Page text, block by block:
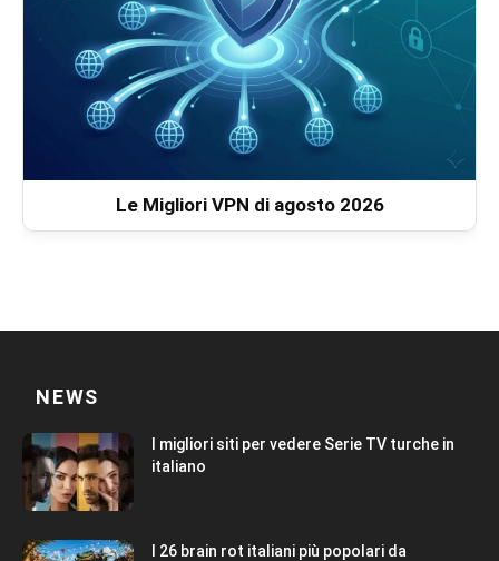
Le Migliori VPN di agosto 2026
NEWS
I migliori siti per vedere Serie TV turche in
italiano
I 26 brain rot italiani più popolari da